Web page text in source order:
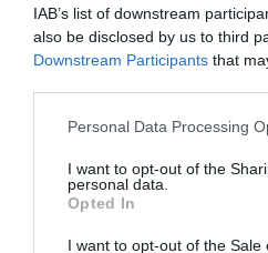
IAB’s list of downstream
also be disclosed by us to third
Downstream Participants that
Please note that this website/
not limited to your visit or usage
grant or deny consent to Google
use your data for below
consent section.
Personal Data Processing
I want to opt-out of the
personal data.
Opted In
I want to opt-out of the Sale
Supermercado
EL CORTE INGLÉS